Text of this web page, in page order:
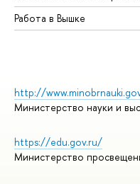
Работа в Вышке
http://
Министерство науки и
https://edu.gov.ru/
Министерство